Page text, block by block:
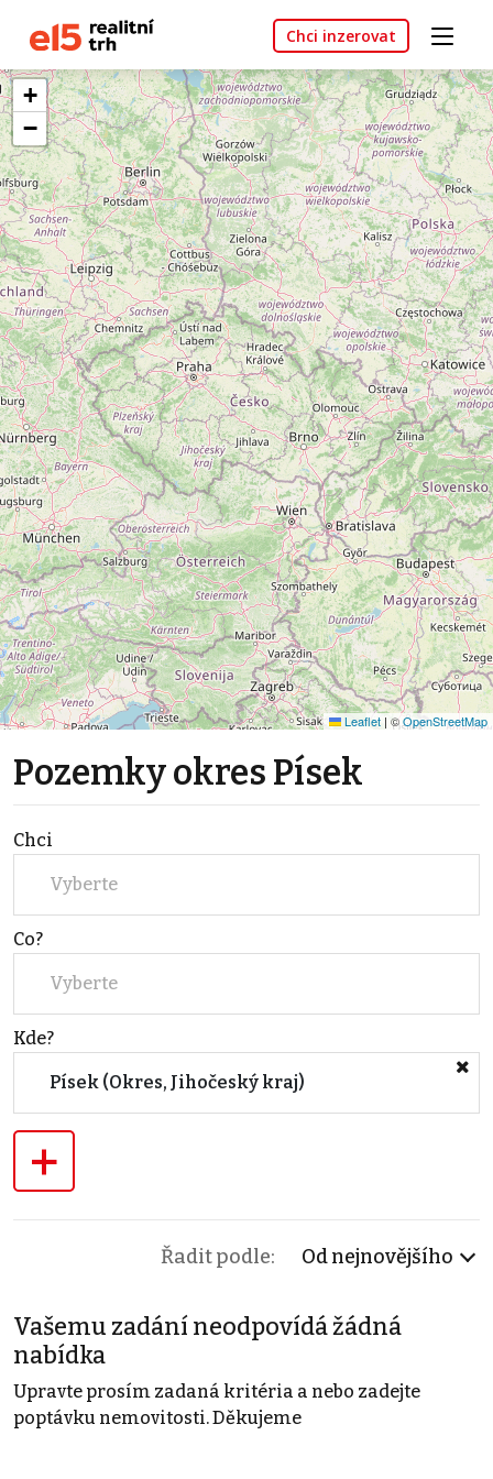
Chci inzerovat
+
−
Leaflet | ©OpenStreetMap
Pozemky okres Písek
Chci
Vyberte
Co?
Vyberte
Kde?
Písek (Okres, Jihočeský kraj)
+
Řadit podle: Od nejnovějšího
Vašemu zadání neodpovídá žádná
nabídka
Upravte prosím zadaná kritéria a nebo zadejte
poptávku nemovitosti. Děkujeme